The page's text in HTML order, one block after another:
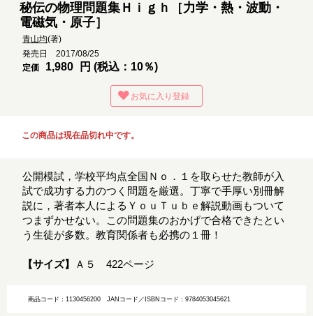
秘伝の物理問題集Ｈｉｇｈ［力学・熱・波動・
電磁気・原子］
青山均(著)
発売日 2017/08/25
定価
1,980 円 (税込：10％)
お気に入り登録
この商品は現在品切れ中です。
公開模試，学校平均点全国Ｎｏ．１を取らせた教師が入
試で成功する力のつく問題を厳選。丁寧で手厚い別冊解
説に，著者本人によるＹｏｕＴｕｂｅ解説動画もついて
つまずかせない。この問題集のおかげで合格できたとい
う生徒が多数。教育関係者も必携の１冊！
【サイズ】 Ａ５ 422ページ
商品コード：1130456200JANコード／ISBNコード：9784053045621